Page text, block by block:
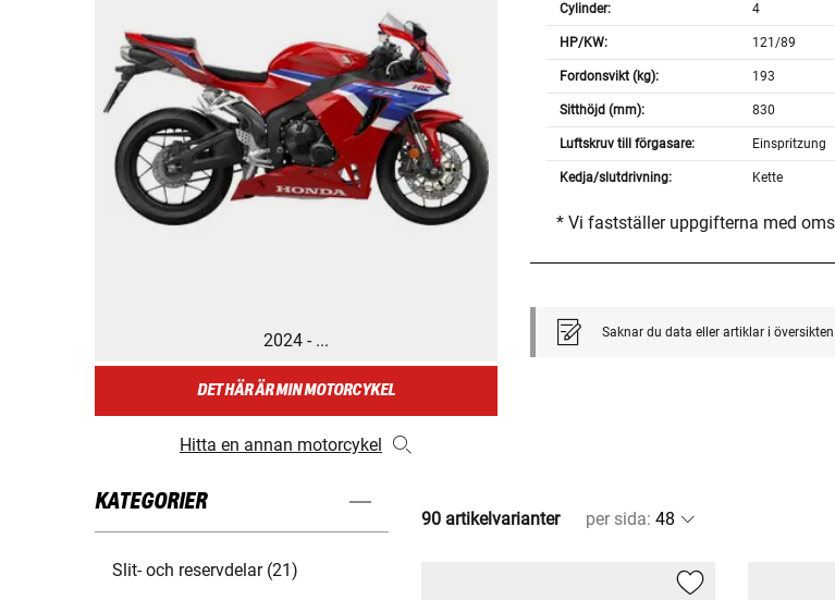
2024 - ...
DET HÄR ÄR MIN MOTORCYKEL
Hitta en annan motorcykel
Cylinder: 4
HP/KW: 121/89
Fordonsvikt (kg): 193
Sitthöjd (mm): 830
Luftskruv till förgasare: Einspritzung
Kedja/slutdrivning: Kette
* Vi fastställer uppgifterna med
Saknar du data eller artiklar i
KATEGORIER
Slit- och reservdelar (21)
90 artikelvarianter per sida: